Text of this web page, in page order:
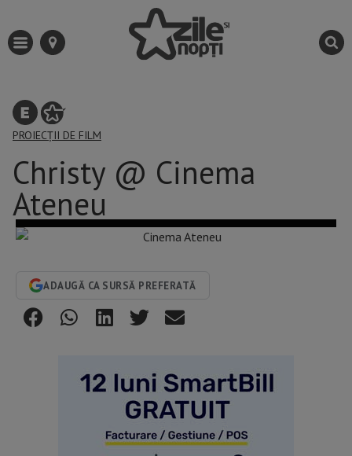
PROIECȚII DE FILM
Christy @ Cinema
Ateneu
ADAUGĂ CA SURSĂ PREFERATĂ